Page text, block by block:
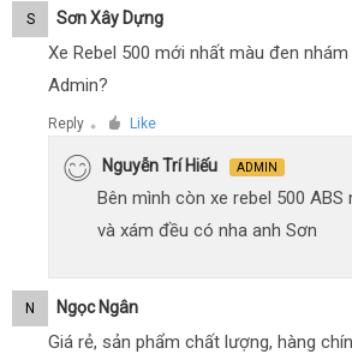
S Sơn Xây Dựng
Xe Rebel 500 mới nhất màu đen
Admin?
Reply ● Like
Nguyễn Trí Hiếu ADMIN
Bên mình còn xe rebel 500
và xám đều có nha anh Sơn
N Ngọc Ngân
Giá rẻ, sản phẩm chất lượng, hàng